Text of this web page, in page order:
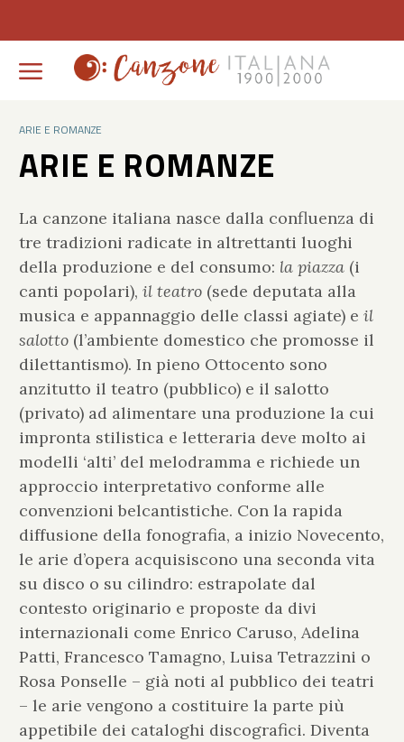
ARIE E ROMANZE
ARIE E ROMANZE
La canzone italiana nasce dalla confluenza di
tre tradizioni radicate in altrettanti luoghi
della produzione e del consumo: la piazza(i
canti popolari), il teatro(sede deputata alla
musica e appannaggio delle classi agiate) e il
salotto(l’ambiente domestico che promosse il
dilettantismo). In pieno Ottocento sono
anzitutto il teatro (pubblico) e il salotto
(privato) ad alimentare una produzione la cui
impronta stilistica e letteraria deve molto ai
modelli ‘alti’ del melodramma e richiede un
approccio interpretativo conforme alle
convenzioni belcantistiche. Con la rapida
diffusione della fonografia, a inizio Novecento,
le arie d’opera acquisiscono una seconda vita
su disco o su cilindro: estrapolate dal
contesto originario e proposte da divi
internazionali come Enrico Caruso, Adelina
Patti, Francesco Tamagno, Luisa Tetrazzini o
Rosa Ponselle – già noti al pubblico dei teatri
– le arie vengono a costituire la parte più
appetibile dei cataloghi discografici. Diventa